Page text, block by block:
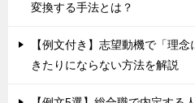
変換する手法とは？
【例文付き】志望動機で「理
きたりにならない方法を解説